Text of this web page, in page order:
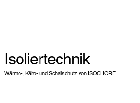
Isoliertechnik
Wärme-, Kälte- und Schallschutz von ISOCHORE